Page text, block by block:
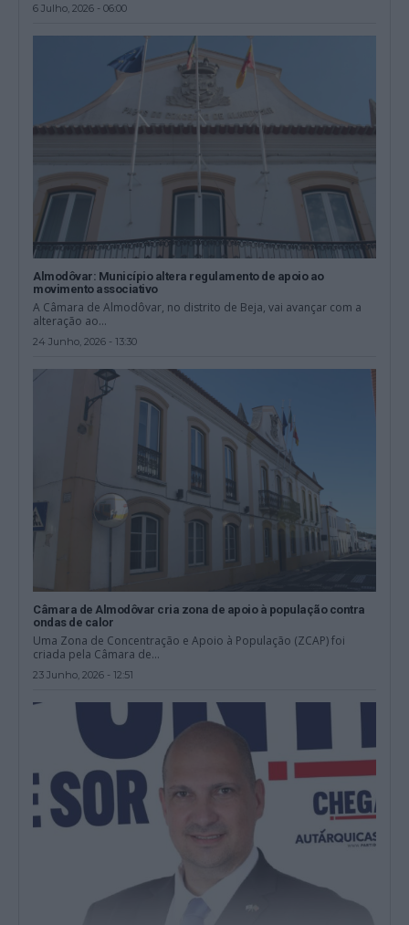
6 Julho, 2026 - 06:00
Almodôvar: Município altera regulamento de apoio ao
movimento associativo
A Câmara de Almodôvar, no distrito de Beja, vai avançar com a
alteração ao...
24 Junho, 2026 - 13:30
Câmara de Almodôvar cria zona de apoio à população contra
ondas de calor
Uma Zona de Concentração e Apoio à População (ZCAP) foi
criada pela Câmara de...
23 Junho, 2026 - 12:51